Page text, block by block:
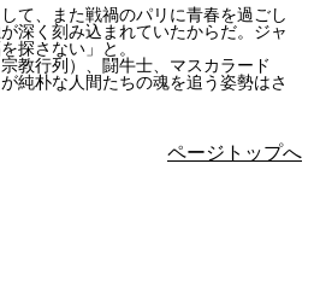
て、また戦禍のパリに青春を過ごし
深く刻み込まれていたからだ。ジャ
探さない」と。
教行列）、闘牛士、マスカラード
純朴な人間たちの魂を追う姿勢はさ
ページトップへ